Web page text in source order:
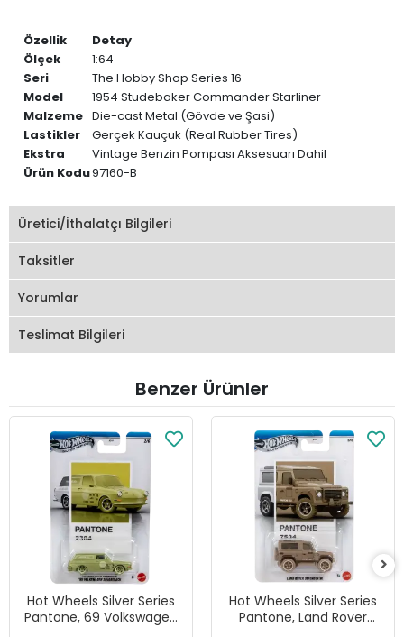
Özellik
Detay
Ölçek
1:64
Seri
The Hobby Shop Series 16
Model
1954 Studebaker Commander Starliner
Malzeme Die-cast Metal (Gövde ve Şasi)
Lastikler
Gerçek Kauçuk (Real Rubber Tires)
Ekstra
Vintage Benzin Pompası Aksesuarı Dahil
Ürün Kodu97160-B
Üretici/İthalatçı Bilgileri
Taksitler
Yorumlar
Teslimat Bilgileri
Benzer Ürünler
Hot Wheels Silver Series
Pantone, 69 Volkswagen
Hot Wheels Silver Series
Pantone, Land Rover